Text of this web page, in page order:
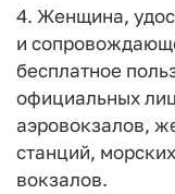
4. Женщина,
и
бесплатное
официальных
аэровокзалов,
станций,
вокзалов.